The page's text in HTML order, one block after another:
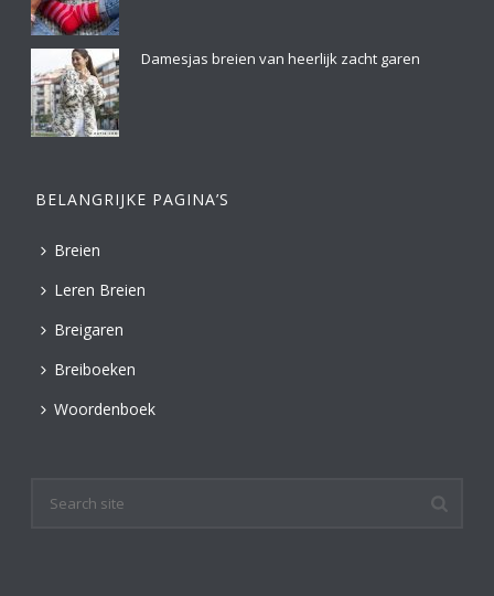
Damesjas breien van heerlijk zacht garen
BELANGRIJKE PAGINA’S
Breien
Leren Breien
Breigaren
Breiboeken
Woordenboek